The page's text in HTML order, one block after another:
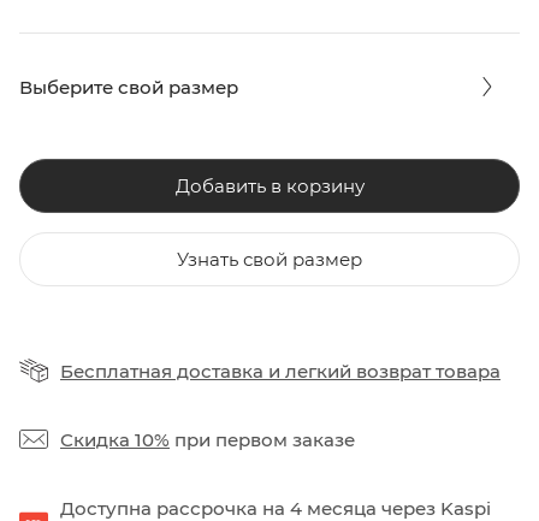
Выберите свой размер
Добавить в корзину
Узнать свой размер
Бесплатная доставка и легкий возврат товара
Скидка 10% при первом заказе
Доступна рассрочка на 4 месяца через Kaspi